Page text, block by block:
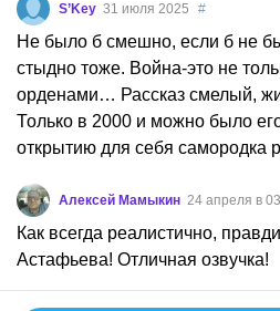
S’Key 31 июля 2025 #
Не было б смешно, если б не
стыдно тоже. Война-это не
орденами… Рассказ смелый,
Только в 2000 и можно было
открытию для себя самородка
Алексей Мамыкин 24 апреля в
Как всегда реалистично,
Астафьева! Отличная озвучка!